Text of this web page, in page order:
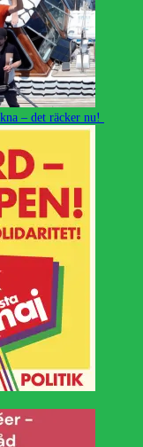
– det räcker nu!